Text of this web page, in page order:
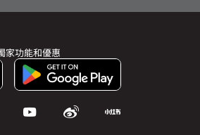
家功能和優惠